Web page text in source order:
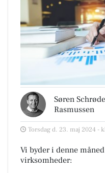
Søren
Rasmussen
Torsdag d. 23. maj 2024 -
Vi byder i denne
virksomheder: